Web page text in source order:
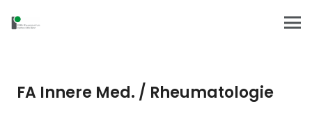
FA Innere Med. / Rheumatologie